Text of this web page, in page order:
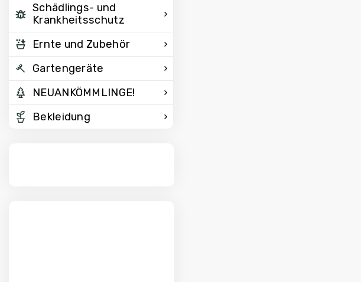
Schädlings- und
Krankheitsschutz
Ernte und Zubehör
Gartengeräte
NEUANKÖMMLINGE!
Bekleidung